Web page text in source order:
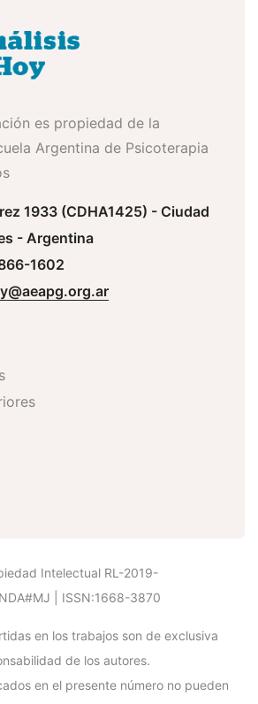
es propiedad de la
Argentina de Psicoterapia
1933 (CDHA1425) - Ciudad
- Argentina
1602
Intelectual RL-2019-
| ISSN:1668-3870
en los trabajos son de exclusiva
de los autores.
en el presente número no pueden